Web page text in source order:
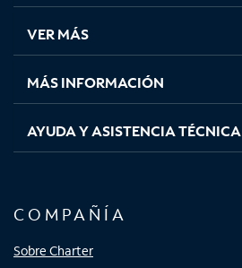
pestaña
nueva
pestaña
nueva
pestaña
nuevanueva
VER MÁS
MÁS INFORMACIÓN
AYUDA Y ASISTENCIA TÉCNICA
COMPAÑÍA
Sobre Charter